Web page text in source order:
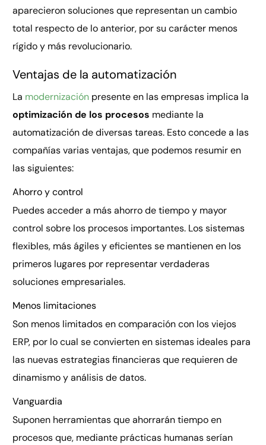
aparecieron soluciones que representan un cambio
total respecto de lo anterior, por su carácter menos
rígido y más revolucionario.
Ventajas de la automatización
La modernización presente en las empresas implica la
optimización de los procesos mediante la
automatización de diversas tareas. Esto concede a las
compañías varias ventajas, que podemos resumir en
las siguientes:
Ahorro y control
Puedes acceder a más ahorro de tiempo y mayor
control sobre los procesos importantes. Los sistemas
flexibles, más ágiles y eficientes se mantienen en los
primeros lugares por representar verdaderas
soluciones empresariales.
Menos limitaciones
Son menos limitados en comparación con los viejos
ERP, por lo cual se convierten en sistemas ideales para
las nuevas estrategias financieras que requieren de
dinamismo y análisis de datos.
Vanguardia
Suponen herramientas que ahorrarán tiempo en
procesos que, mediante prácticas humanas serían